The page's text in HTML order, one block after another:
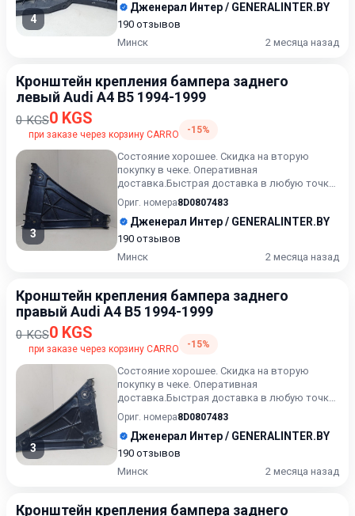
4
Дженерал Интер / GENERALINTER.BY
190 отзывов
Минск
2 месяца назад
Кронштейн крепления бампера заднего
левый Audi A4 B5 1994-1999
0 KGS0 KGS
при заказе через корзину CARRO -15%
3
Состояние хорошее. Скидка на вторую
покупку в чеке. Оперативная
доставка.Быстрая доставка в любую точку.
Возможность расчета карточкой. Расс...
Ориг. номера8D0807483
Дженерал Интер / GENERALINTER.BY
190 отзывов
Минск
2 месяца назад
Кронштейн крепления бампера заднего
правый Audi A4 B5 1994-1999
0 KGS0 KGS
при заказе через корзину CARRO -15%
3
Состояние хорошее. Скидка на вторую
покупку в чеке. Оперативная
доставка.Быстрая доставка в любую точку.
Возможность расчета карточкой. Расс...
Ориг. номера8D0807483
Дженерал Интер / GENERALINTER.BY
190 отзывов
Минск
2 месяца назад
Кронштейн крепления бампера заднего